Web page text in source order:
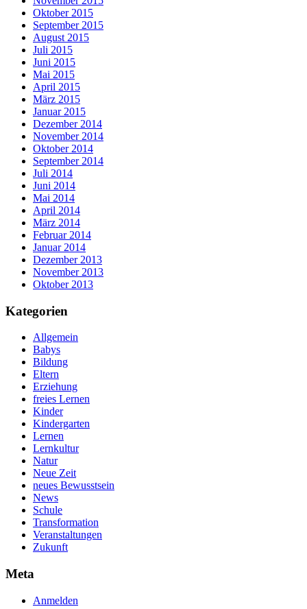
Oktober 2015
September 2015
August 2015
Juli 2015
Juni 2015
Mai 2015
April 2015
März 2015
Januar 2015
Dezember 2014
November 2014
Oktober 2014
September 2014
Juli 2014
Juni 2014
Mai 2014
April 2014
März 2014
Februar 2014
Januar 2014
Dezember 2013
November 2013
Oktober 2013
Kategorien
Allgemein
Babys
Bildung
Eltern
Erziehung
freies Lernen
Kinder
Kindergarten
Lernen
Lernkultur
Natur
Neue Zeit
neues Bewusstsein
News
Schule
Transformation
Veranstaltungen
Zukunft
Meta
Anmelden